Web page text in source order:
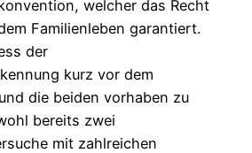
welcher das Recht
Familienleben garantiert.
der
kurz vor dem
die beiden vorhaben zu
bereits zwei
mit zahlreichen